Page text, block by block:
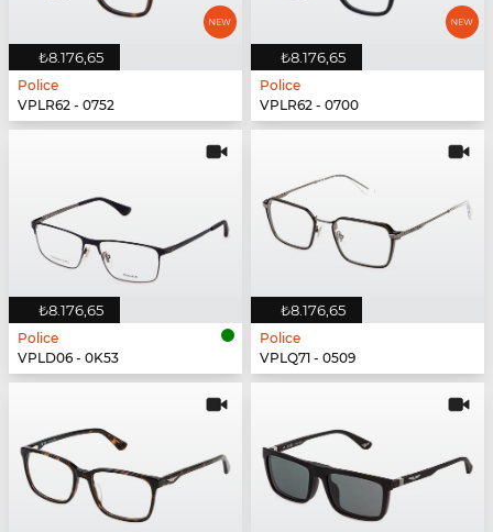
₺8.176,65
Police
VPLR62 - 0752
₺8.176,65
Police
VPLR62 - 0700
₺8.176,65
Police
VPLD06 - 0K53
₺8.176,65
Police
VPLQ71 - 0509